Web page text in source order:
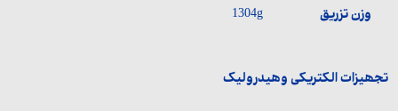
وزن تزریق 1304g
تجھیزات الکتریکی وھیدرولیک